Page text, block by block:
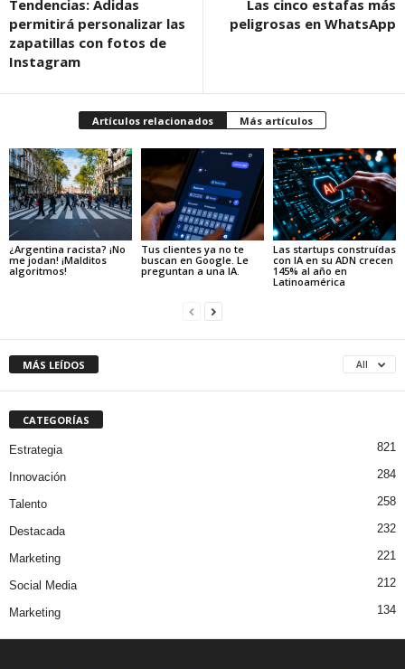
Tendencias: Adidas
permitirá personalizar las
zapatillas con fotos de
Instagram
Las cinco estafas más
peligrosas en WhatsApp
Artículos relacionados Más artículos
¿Argentina racista? ¡No
me jodan! ¡Malditos
algoritmos!
Tus clientes ya no te
buscan en Google. Le
preguntan a una IA.
Las startups construídas
con IA en su ADN crecen
145% al año en
Latinoamérica
MÁS LEÍDOS All
CATEGORÍAS
Estrategia 821
Innovación 284
Talento 258
Destacada 232
Marketing 221
Social Media 212
Marketing 134